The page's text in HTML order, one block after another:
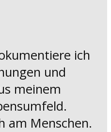
ich
und
meinem
am Menschen.